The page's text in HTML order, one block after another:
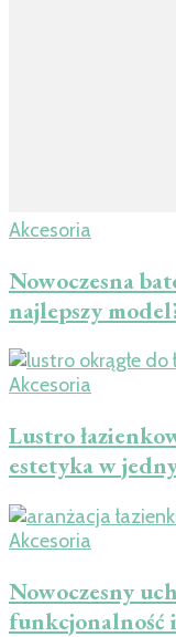
Akcesoria
Nowoczesna
najlepszy
Akcesoria
Lustro
estetyka w
Akcesoria
Nowoczesny
funkcjonalność